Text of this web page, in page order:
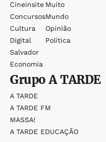
Cineinsite
Concursos
Cultura
Digital
Salvador
Economia
Muito
Mundo
Opinião
Política
GrupoA TARDE
A TARDE
A TARDE FM
MASSA!
A TARDE EDUCAÇÃO